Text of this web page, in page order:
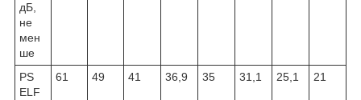
дБ,
не
мен
ше
PS
ELF
61 49 41 36,9 35 31,1 25,1 21